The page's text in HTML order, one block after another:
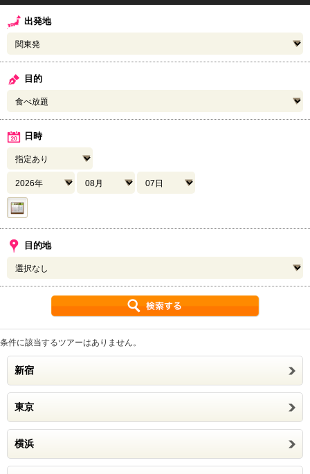
出発地
目的
日時
目的地
条件に該当するツアーはありません。
新宿
東京
横浜